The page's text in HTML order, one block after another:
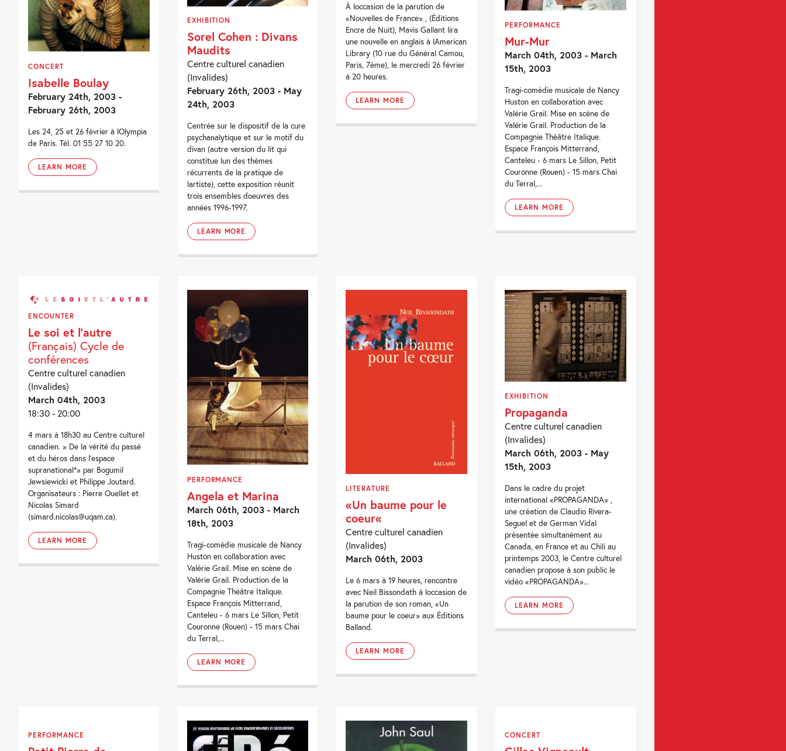
CONCERT
Isabelle Boulay
February 24th, 2003 -
February 26th, 2003
Les 24, 25 et 26 février à lOlympia
de Paris. Tél. 01 55 27 10 20.
LEARN MORE
EXHIBITION
Sorel Cohen : Divans
Maudits
Centre culturel canadien
(Invalides)
February 26th, 2003 - May
24th, 2003
Centrée sur le dispositif de la cure
psychanalytique et sur le motif du
divan (autre version du lit qui
constitue lun des thèmes
récurrents de la pratique de
lartiste), cette exposition réunit
trois ensembles doeuvres des
années 1996-1997.
LEARN MORE
À loccasion de la parution de
«Nouvelles de France» , (Éditions
Encre de Nuit), Mavis Gallant lira
une nouvelle en anglais à lAmerican
Library (10 rue du Général Camou,
Paris, 7ème), le mercredi 26 février
à 20 heures.
LEARN MORE
PERFORMANCE
Mur-Mur
March 04th, 2003 - March
15th, 2003
Tragi-comédie musicale de Nancy
Huston en collaboration avec
Valérie Grail. Mise en scène de
Valérie Grail. Production de la
Compagnie Théâtre Italique.
Espace François Mitterrand,
Canteleu - 6 mars Le Sillon, Petit
Couronne (Rouen) - 15 mars Chai
du Terral,...
LEARN MORE
ENCOUNTER
Le soi et l’autre
(Français) Cycle de
conférences
Centre culturel canadien
(Invalides)
March 04th, 2003
18:30 - 20:00
4 mars à 18h30 au Centre culturel
canadien. » De la vérité du passé
et du héros dans l'espace
supranational*» par Bogumil
Jewsiewicki et Philippe Joutard.
Organisateurs : Pierre Ouellet et
Nicolas Simard
(simard.nicolas@uqam.ca).
LEARN MORE
PERFORMANCE
Angela et Marina
March 06th, 2003 - March
18th, 2003
Tragi-comédie musicale de Nancy
Huston en collaboration avec
Valérie Grail. Mise en scène de
Valérie Grail. Production de la
Compagnie Théâtre Italique.
Espace François Mitterrand,
Canteleu - 6 mars Le Sillon, Petit
Couronne (Rouen) - 15 mars Chai
du Terral,...
LEARN MORE
LITERATURE
«Un baume pour le
coeur«
Centre culturel canadien
(Invalides)
March 06th, 2003
Le 6 mars à 19 heures, rencontre
avec Neil Bissondath à loccasion de
la parution de son roman, «Un
baume pour le coeur» aux Éditions
Balland.
LEARN MORE
EXHIBITION
Propaganda
Centre culturel canadien
(Invalides)
March 06th, 2003 - May
15th, 2003
Dans le cadre du projet
international «PROPAGANDA» ,
une création de Claudio Rivera-
Seguel et de German Vidal
présentée simultanément au
Canada, en France et au Chili au
printemps 2003, le Centre culturel
canadien propose à son public le
vidéo «PROPAGANDA»...
LEARN MORE
PERFORMANCE CONCERT